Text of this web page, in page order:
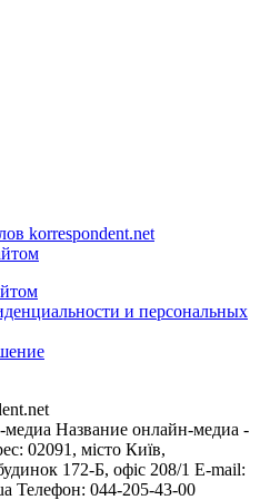
korrespondent.net
и персональных
Название онлайн-медиа -
02091, місто Київ,
172-Б, офіс 208/1 E-mail:
Телефон: 044-205-43-00